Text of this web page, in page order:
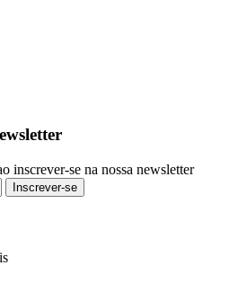
inscrever-se na nossa newsletter
Inscrever-se